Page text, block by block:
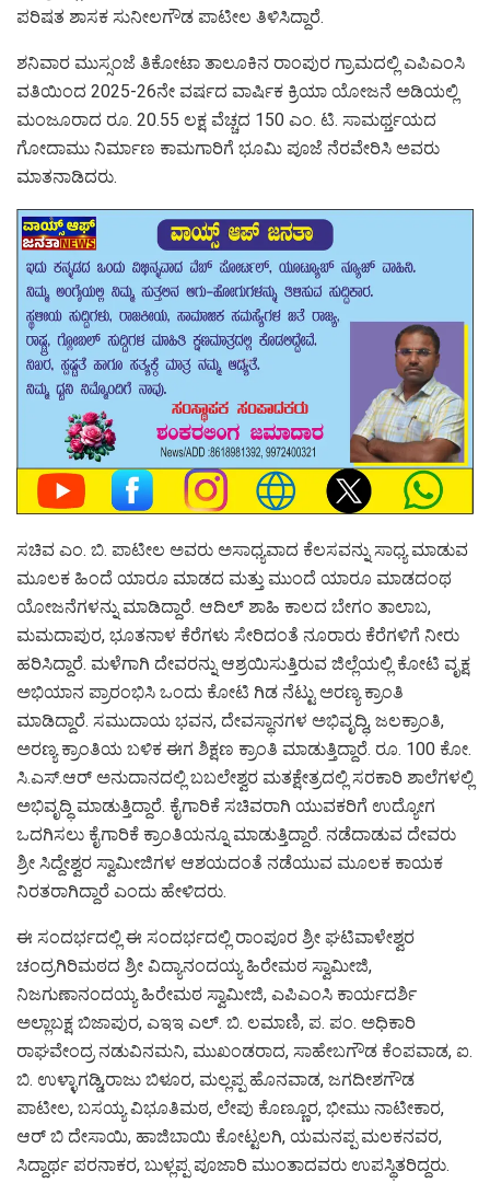
ಪರಿಷತ ಶಾಸಕ ಸುನೀಲಗೌಡ ಪಾಟೀಲ ತಿಳಿಸಿದ್ದಾರೆ.
ಶನಿವಾರ ಮುಸ್ಸಂಜೆ ತಿಕೋಟಾ ತಾಲೂಕಿನ ರಾಂಪುರ ಗ್ರಾಮದಲ್ಲಿ ಎಪಿಎಂಸಿ
ವತಿಯಿಂದ 2025-26ನೇ ವರ್ಷದ ವಾರ್ಷಿಕ ಕ್ರಿಯಾ ಯೋಜನೆ ಅಡಿಯಲ್ಲಿ
ಮಂಜೂರಾದ ರೂ. 20.55 ಲಕ್ಷ ವೆಚ್ಚದ 150 ಎಂ. ಟಿ. ಸಾಮರ್ಥ್ತಯದ
ಗೋದಾಮು ನಿರ್ಮಾಣ ಕಾಮಗಾರಿಗೆ ಭೂಮಿ ಪೂಜೆ ನೆರವೇರಿಸಿ ಅವರು
ಮಾತನಾಡಿದರು.
ಸಚಿವ ಎಂ. ಬಿ. ಪಾಟೀಲ ಅವರು ಅಸಾಧ್ಯವಾದ ಕೆಲಸವನ್ನು ಸಾಧ್ಯ ಮಾಡುವ
ಮೂಲಕ ಹಿಂದೆ ಯಾರೂ ಮಾಡದ ಮತ್ತು ಮುಂದೆ ಯಾರೂ ಮಾಡದಂಥ
ಯೋಜನೆಗಳನ್ನು ಮಾಡಿದ್ದಾರೆ. ಆದಿಲ್ ಶಾಹಿ ಕಾಲದ ಬೇಗಂ ತಾಲಾಬ,
ಮಮದಾಪುರ, ಭೂತನಾಳ ಕೆರೆಗಳು ಸೇರಿದಂತೆ ನೂರಾರು ಕೆರೆಗಳಿಗೆ ನೀರು
ಹರಿಸಿದ್ದಾರೆ. ಮಳೆಗಾಗಿ ದೇವರನ್ನು ಆಶ್ರಯಿಸುತ್ತಿರುವ ಜಿಲ್ಲೆಯಲ್ಲಿ ಕೋಟಿ ವೃಕ್ಷ
ಅಭಿಯಾನ ಪ್ರಾರಂಭಿಸಿ ಒಂದು ಕೋಟಿ ಗಿಡ ನೆಟ್ಟು ಅರಣ್ಯ ಕ್ರಾಂತಿ
ಮಾಡಿದ್ದಾರೆ. ಸಮುದಾಯ ಭವನ, ದೇವಸ್ಥಾನಗಳ ಅಭಿವೃದ್ಧಿ, ಜಲಕ್ರಾಂತಿ,
ಅರಣ್ಯ ಕ್ರಾಂತಿಯ ಬಳಿಕ ಈಗ ಶಿಕ್ಷಣ ಕ್ರಾಂತಿ ಮಾಡುತ್ತಿದ್ದಾರೆ. ರೂ. 100 ಕೋ.
ಸಿ.ಎಸ್.ಆರ್ ಅನುದಾನದಲ್ಲಿ ಬಬಲೇಶ್ವರ ಮತಕ್ಷೇತ್ರದಲ್ಲಿ ಸರಕಾರಿ ಶಾಲೆಗಳಲ್ಲಿ
ಅಭಿವೃದ್ಧಿ ಮಾಡುತ್ತಿದ್ದಾರೆ. ಕೈಗಾರಿಕೆ ಸಚಿವರಾಗಿ ಯುವಕರಿಗೆ ಉದ್ಯೋಗ
ಒದಗಿಸಲು ಕೈಗಾರಿಕೆ ಕ್ರಾಂತಿಯನ್ನೂ ಮಾಡುತ್ತಿದ್ದಾರೆ. ನಡೆದಾಡುವ ದೇವರು
ಶ್ರೀ ಸಿದ್ದೇಶ್ವರ ಸ್ವಾಮೀಜಿಗಳ ಆಶಯದಂತೆ ನಡೆಯುವ ಮೂಲಕ ಕಾಯಕ
ನಿರತರಾಗಿದ್ದಾರೆ ಎಂದು ಹೇಳಿದರು.
ಈ ಸಂದರ್ಭದಲ್ಲಿ ಈ ಸಂದರ್ಭದಲ್ಲಿ ರಾಂಪೂರ ಶ್ರೀ ಘಟಿವಾಳೇಶ್ವರ
ಚಂದ್ರಗಿರಿಮಠದ ಶ್ರೀ ವಿದ್ಯಾನಂದಯ್ಯ ಹಿರೇಮಠ ಸ್ವಾಮೀಜಿ,
ನಿಜಗುಣಾನಂದಯ್ಯ ಹಿರೇಮಠ ಸ್ವಾಮೀಜಿ, ಎಪಿಎಂಸಿ ಕಾರ್ಯದರ್ಶಿ
ಅಲ್ಲಾಬಕ್ಷ ಬಿಜಾಪುರ, ಎಇಇ ಎಲ್. ಬಿ. ಲಮಾಣಿ, ಪ. ಪಂ. ಅಧಿಕಾರಿ
ರಾಘವೇಂದ್ರ ನಡುವಿನಮನಿ, ಮುಖಂಡರಾದ, ಸಾಹೇಬಗೌಡ ಕೆಂಪವಾಡ, ಐ.
ಬಿ. ಉಳ್ಳಾಗಡ್ಡಿ,ರಾಜು ಬಿಳೂರ, ಮಲ್ಲಪ್ಪ ಹೊನವಾಡ, ಜಗದೀಶಗೌಡ
ಪಾಟೀಲ, ಬಸಯ್ಯ ವಿಭೂತಿಮಠ, ಲೇಪು ಕೊಣ್ಣೂರ, ಭೀಮು ನಾಟೀಕಾರ,
ಆರ್ ಬಿ ದೇಸಾಯಿ, ಹಾಜಿಬಾಯಿ ಕೋಟ್ಟಲಗಿ, ಯಮನಪ್ಪ ಮಲಕನವರ,
ಸಿದ್ದಾರ್ಥ ಪರನಾಕರ, ಬುಳ್ಲಪ್ಪ ಪೂಜಾರಿ ಮುಂತಾದವರು ಉಪಸ್ಥಿತರಿದ್ದರು.